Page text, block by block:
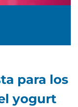
para los
yogurt